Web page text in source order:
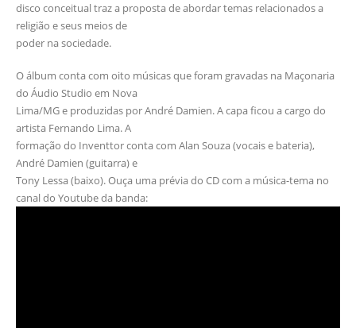
disco conceitual traz a proposta de abordar temas relacionados a
religião e seus meios de
poder na sociedade.
O álbum conta com oito músicas que foram gravadas na Maçonaria
do Áudio Studio em Nova
Lima/MG e produzidas por André Damien. A capa ficou a cargo do
artista Fernando Lima. A
formação do Inventtor conta com Alan Souza (vocais e bateria),
André Damien (guitarra) e
Tony Lessa (baixo). Ouça uma prévia do CD com a música-tema no
canal do Youtube da banda: